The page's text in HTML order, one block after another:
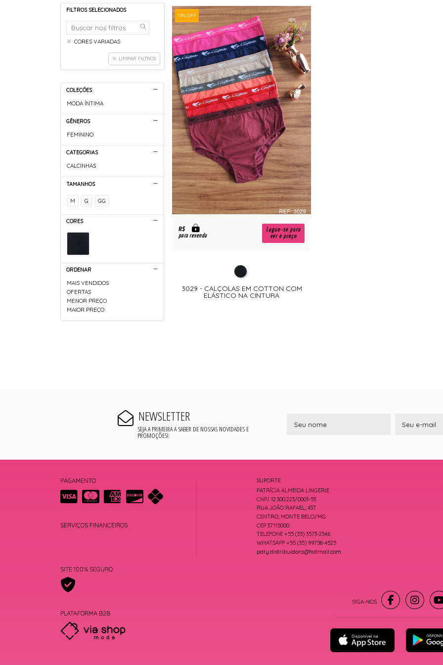
FILTROS SELECIONADOS
CORES VARIADAS
LIMPAR FILTROS
COLEÇÕES
MODA ÍNTIMA
GÊNEROS
FEMININO
CATEGORIAS
CALCINHAS
TAMANHOS
M G GG
CORES
ORDENAR
MAIS VENDIDOS
OFERTAS
MENOR PREÇO
MAIOR PREÇO
19% OFF
R$
para revenda
Logue-se para
ver o preço
3029 - CALÇOLAS EM COTTON COM
ELÁSTICO NA CINTURA
NEWSLETTER
SEJA A PRIMEIRA A SABER DE NOSSAS NOVIDADES E
PROMOÇÕES!
PAGAMENTO
SERVIÇOS FINANCEIROS
SITE 100% SEGURO
PLATAFORMA B2B
SUPORTE
PATRÍCIA ALMEIDA LINGERIE
CNPJ 12.300.223/0001-53
RUA JOÃO RAFAEL, 437
CENTRO, MONTE BELO/MG
CEP 37115000
TELEFONE +55 (35) 3573-2346
WHATSAPP +55 (35) 99758-4525
paty.distribuidora@hotmail.com